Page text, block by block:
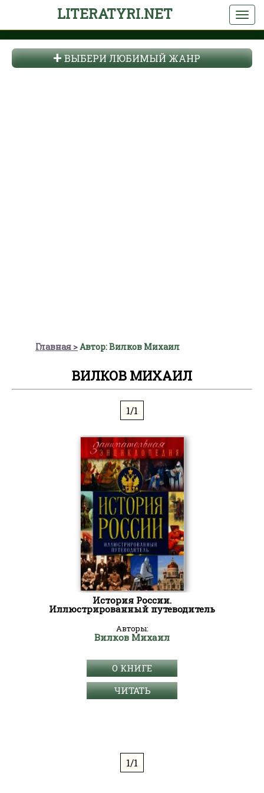
LITERATYRI.NET
ВЫБЕРИ ЛЮБИМЫЙ ЖАНР
Главная Автор: Вилков Михаил
ВИЛКОВ МИХАИЛ
1/1
История России.
Иллюстрированный путеводитель
Авторы:
Вилков Михаил
О КНИГЕ
ЧИТАТЬ
1/1